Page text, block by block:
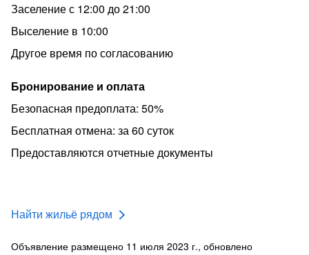
Заселение с 12:00 до 21:00
Выселение в 10:00
Другое время по согласованию
Бронирование и оплата
Безопасная предоплата: 50%
Бесплатная отмена: за 60 суток
Предоставляются отчетные документы
Найти жильё рядом
Объявление размещено 11 июля 2023 г., обновлено